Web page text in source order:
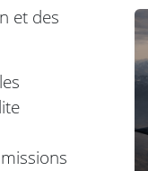
et des